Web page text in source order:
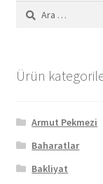
Arama:
Ürün
Armut Pekmezi
Baharatlar
Bakliyat